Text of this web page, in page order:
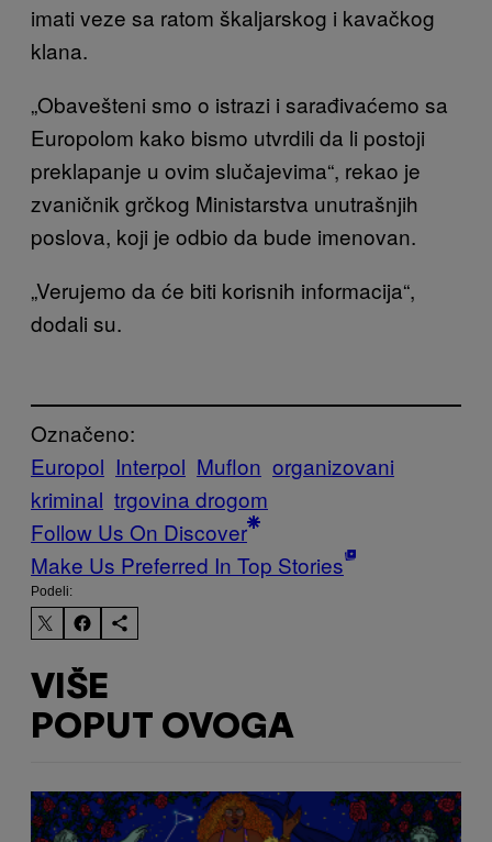
imati veze sa ratom škaljarskog i kavačkog
klana.
„Obavešteni smo o istrazi i sarađivaćemo sa
Europolom kako bismo utvrdili da li postoji
preklapanje u ovim slučajevima“, rekao je
zvaničnik grčkog Ministarstva unutrašnjih
poslova, koji je odbio da bude imenovan.
„Verujemo da će biti korisnih informacija“,
dodali su.
Označeno:
Europol Interpol Muflon organizovani
kriminal trgovina drogom
Follow Us On Discover
Make Us Preferred In Top Stories
Podeli:
VIŠE
POPUT OVOGA